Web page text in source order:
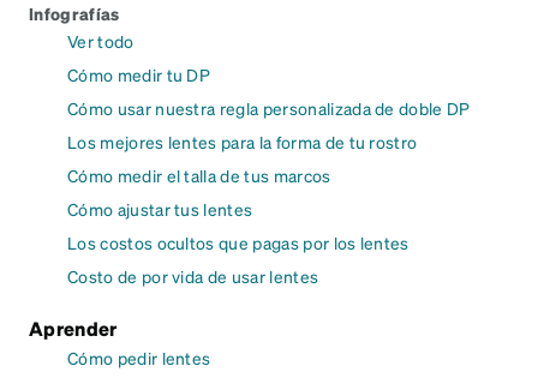
Infografías
Ver todo
Cómo medir tu DP
Cómo usar nuestra regla personalizada de doble DP
Los mejores lentes para la forma de tu rostro
Cómo medir el talla de tus marcos
Cómo ajustar tus lentes
Los costos ocultos que pagas por los lentes
Costo de por vida de usar lentes
Aprender
Cómo pedir lentes